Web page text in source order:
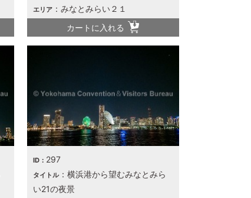
エリア：みなとみらい２１
カートに入れる
ID： 297
タイトル：横浜港から望むみなとみら
い21の夜景